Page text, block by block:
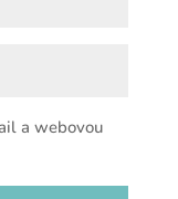
a webovou